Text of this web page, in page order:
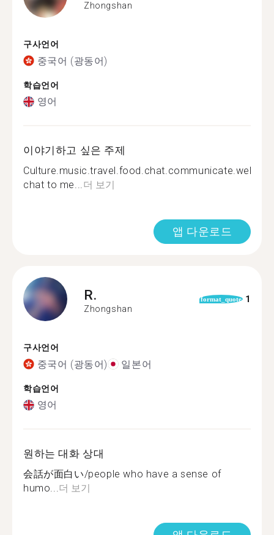
Zhongshan
구사언어
중국어 (광동어)
학습언어
영어
이야기하고 싶은 주제
chat to me...더 보기
앱 다운로드
R.
Zhongshan
format_quote 1
구사언어
중국어 (광동어) 일본어
학습언어
영어
원하는 대화 상대
会話が面白い/people who have a sense of
humo...더 보기